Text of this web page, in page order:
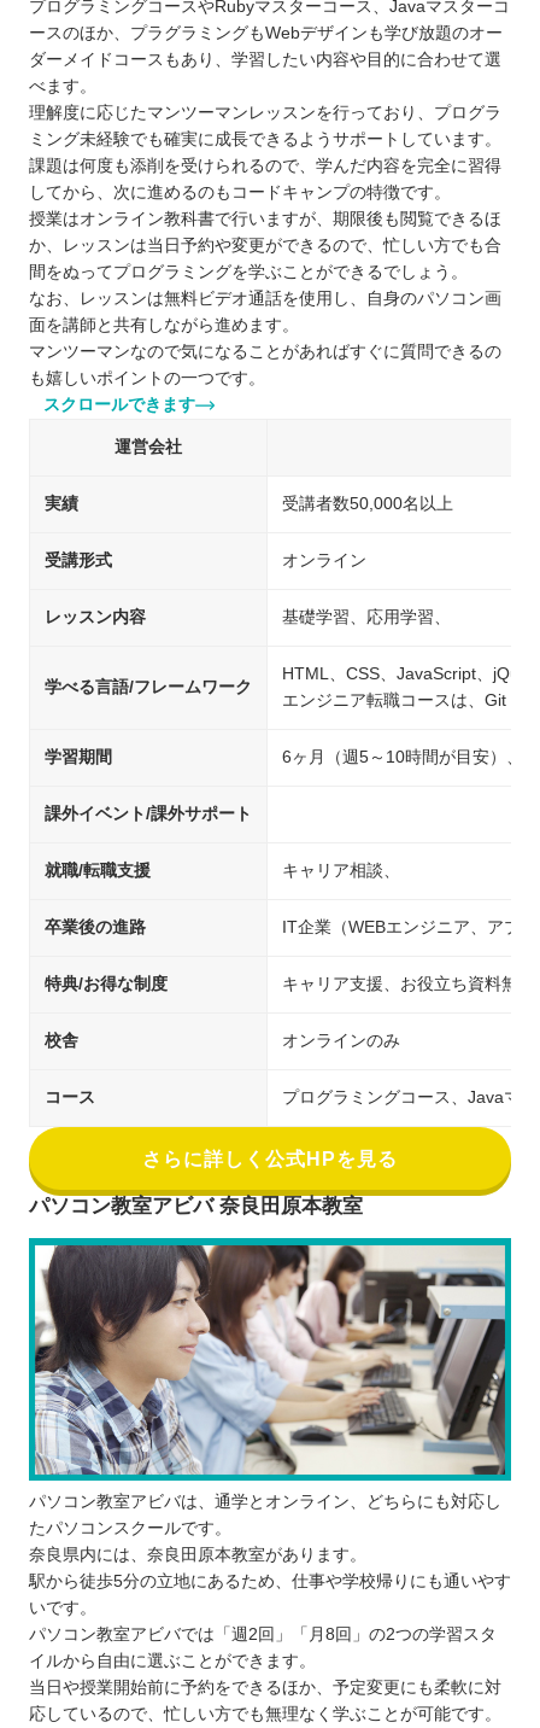
プログラミングコースやRubyマスターコース、Javaマスターコ
ースのほか、プラグラミングもWebデザインも学び放題のオー
ダーメイドコースもあり、学習したい内容や目的に合わせて選
べます。
理解度に応じたマンツーマンレッスンを行っており、プログラ
ミング未経験でも確実に成長できるようサポートしています。
課題は何度も添削を受けられるので、学んだ内容を完全に習得
してから、次に進めるのもコードキャンプの特徴です。
授業はオンライン教科書で行いますが、期限後も閲覧できるほ
か、レッスンは当日予約や変更ができるので、忙しい方でも合
間をぬってプログラミングを学ぶことができるでしょう。
なお、レッスンは無料ビデオ通話を使用し、自身のパソコン画
面を講師と共有しながら進めます。
マンツーマンなので気になることがあればすぐに質問できるの
も嬉しいポイントの一つです。
スクロールできます
運営会社
実績 受講者数50,000名以上
受講形式 オンライン
レッスン内容 基礎学習、応用学習、
学べる言語/フレームワーク
HTML、CSS、JavaScript、
エンジニア転職コースは、Git・
学習期間 6ヶ月（週5～10時間が目安）、
課外イベント/課外サポート
就職/転職支援 キャリア相談、
卒業後の進路 IT企業（WEBエンジニア、アプ
特典/お得な制度 キャリア支援、お役立ち資料無料
校舎 オンラインのみ
コース プログラミングコース、Javaマ
さらに詳しく公式HPを見る
パソコン教室アビバ 奈良田原本教室
パソコン教室アビバは、通学とオンライン、どちらにも対応し
たパソコンスクールです。
奈良県内には、奈良田原本教室があります。
駅から徒歩5分の立地にあるため、仕事や学校帰りにも通いやす
いです。
パソコン教室アビバでは「週2回」「月8回」の2つの学習スタ
イルから自由に選ぶことができます。
当日や授業開始前に予約をできるほか、予定変更にも柔軟に対
応しているので、忙しい方でも無理なく学ぶことが可能です。